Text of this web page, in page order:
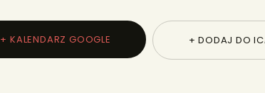
+ KALENDARZ GOOGLE + DODAJ DO